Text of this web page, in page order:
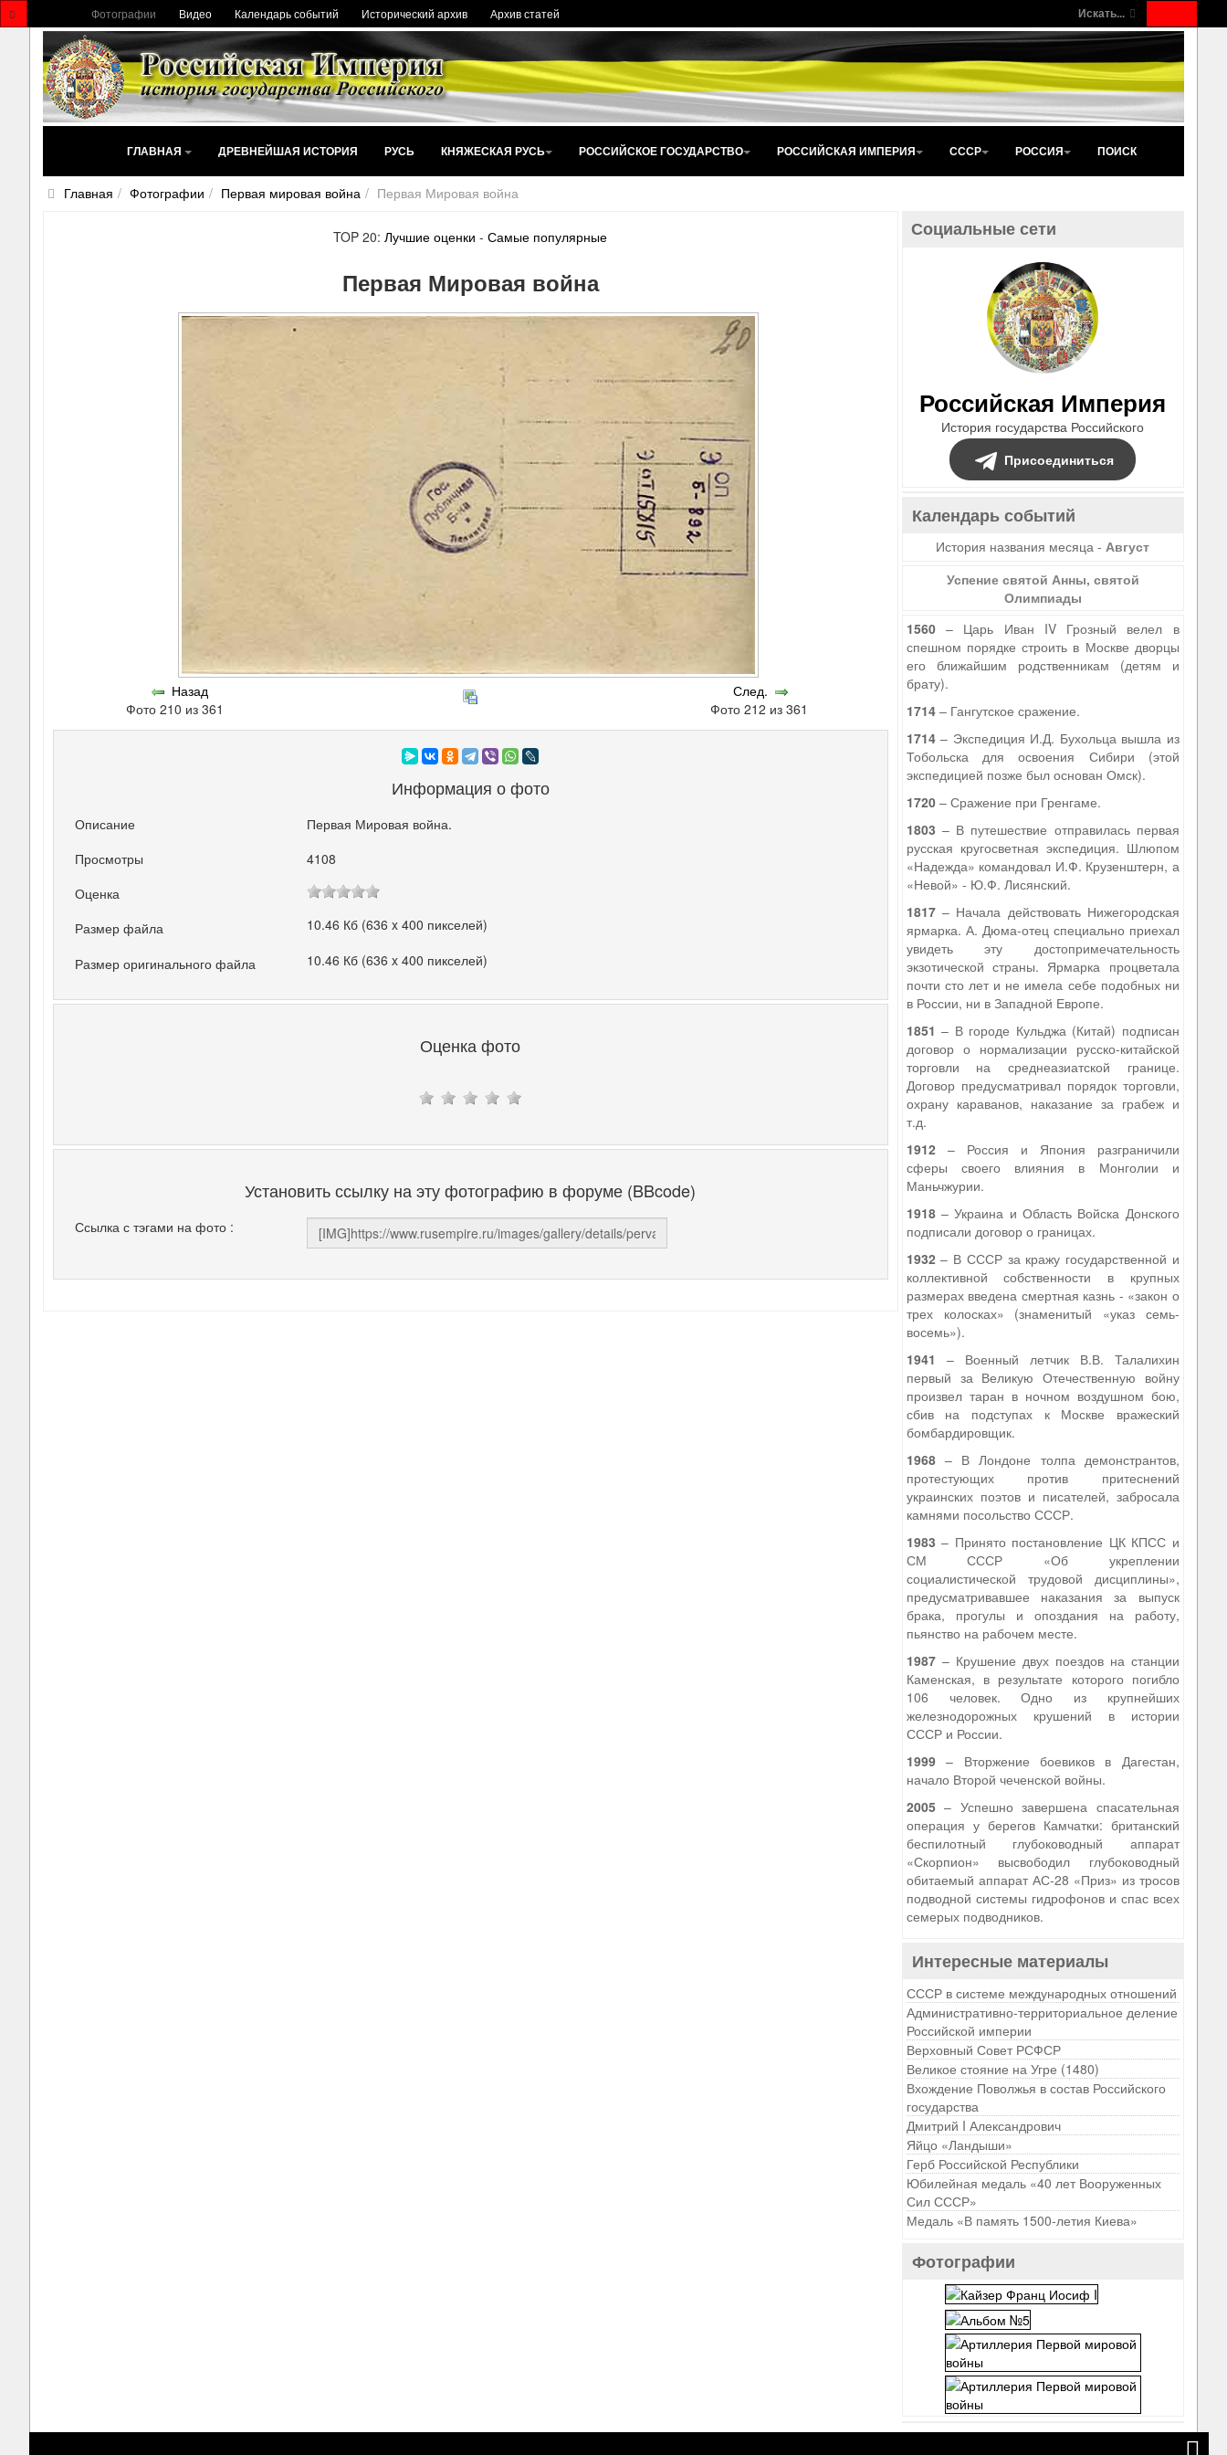
Искать...
Фотографии Видео Календарь событий Исторический архив Архив статей
ГЛАВНАЯ ДРЕВНЕЙШАЯ ИСТОРИЯ РУСЬ КНЯЖЕСКАЯ РУСЬ РОССИЙСКОЕ ГОСУДАРСТВО РОССИЙСКАЯ ИМПЕРИЯ СССР РОССИЯ ПОИСК
Главная Фотографии Первая мировая война Первая Мировая война
TOP 20:Лучшие оценки -Самые популярные
Первая Мировая война
Назад
Фото 210 из 361
След.
Фото 212 из 361
Информация о фото
Описание
Первая Мировая война.
Просмотры
4108
Оценка
Размер файла
10.46 Кб (636 x 400 пикселей)
Размер оригинального файла 10.46 Кб (636 x 400 пикселей)
Оценка фото
Установить ссылку на эту фотографию в форуме (BBcode)
Ссылка с тэгами на фото :
Социальные сети
Российская Империя
История государства Российского
Присоединиться
Календарь событий
История названия месяца -Август
Успение святой Анны, святой
Олимпиады
1560– Царь Иван IV Грозный велел в
спешном порядке строить в Москве дворцы
его ближайшим родственникам (детям и
брату).
1714– Гангутское сражение.
1714– Экспедиция И.Д. Бухольца вышла из
Тобольска для освоения Сибири (этой
экспедицией позже был основан Омск).
1720– Сражение при Гренгаме.
1803 – В путешествие отправилась первая
русская кругосветная экспедиция. Шлюпом
«Надежда» командовал И.Ф. Крузенштерн, а
«Невой» - Ю.Ф. Лисянский.
1817– Начала действовать Нижегородская
ярмарка. А. Дюма-отец специально приехал
увидеть эту достопримечательность
экзотической страны. Ярмарка процветала
почти сто лет и не имела себе подобных ни
в России, ни в Западной Европе.
1851 – В городе Кульджа (Китай) подписан
договор о нормализации русско-китайской
торговли на среднеазиатской границе.
Договор предусматривал порядок торговли,
охрану караванов, наказание за грабеж и
т.д.
1912– Россия и Япония разграничили
сферы своего влияния в Монголии и
Маньчжурии.
1918– Украина и Область Войска Донского
подписали договор о границах.
1932– В СССР за кражу государственной и
коллективной собственности в крупных
размерах введена смертная казнь - «закон о
трех колосках» (знаменитый «указ семь-
восемь»).
1941 – Военный летчик В.В. Талалихин
первый за Великую Отечественную войну
произвел таран в ночном воздушном бою,
сбив на подступах к Москве вражеский
бомбардировщик.
1968– В Лондоне толпа демонстрантов,
протестующих против притеснений
украинских поэтов и писателей, забросала
камнями посольство СССР.
1983 – Принято постановление ЦК КПСС и
СМ СССР «Об укреплении
социалистической трудовой дисциплины»,
предусматривавшее наказания за выпуск
брака, прогулы и опоздания на работу,
пьянство на рабочем месте.
1987– Крушение двух поездов на станции
Каменская, в результате которого погибло
106 человек. Одно из крупнейших
железнодорожных крушений в истории
СССР и России.
1999– Вторжение боевиков в Дагестан,
начало Второй чеченской войны.
2005– Успешно завершена спасательная
операция у берегов Камчатки: британский
беспилотный глубоководный аппарат
«Скорпион» высвободил глубоководный
обитаемый аппарат АС-28 «Приз» из тросов
подводной системы гидрофонов и спас всех
семерых подводников.
Интересные материалы
СССР в системе международных отношений
Административно-территориальное деление
Российской империи
Верховный Совет РСФСР
Великое стояние на Угре (1480)
Вхождение Поволжья в состав Российского
государства
Дмитрий I Александрович
Яйцо «Ландыши»
Герб Российской Республики
Юбилейная медаль «40 лет Вооруженных
Сил СССР»
Медаль «В память 1500-летия Киева»
Фотографии